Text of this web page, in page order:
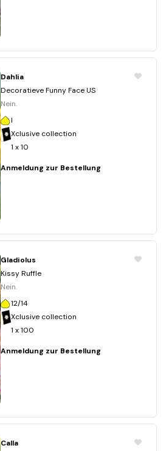
Dahlia
Decoratieve Funny Face US
Nein.
I
Xclusive collection
1 x 10
Anmeldung zur Bestellung
Gladiolus
Kissy Ruffle
Nein.
12/14
Xclusive collection
1 x 100
Anmeldung zur Bestellung
Calla